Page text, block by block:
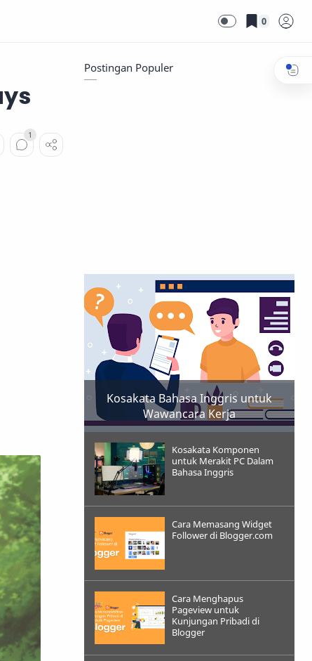
0
Postingan Populer
Kosakata Bahasa Inggris untuk
Wawancara Kerja
Kosakata Komponen
untuk Merakit PC Dalam
Bahasa Inggris
Cara Memasang Widget
Follower di Blogger.com
Cara Menghapus
Pageview untuk
Kunjungan Pribadi di
Blogger